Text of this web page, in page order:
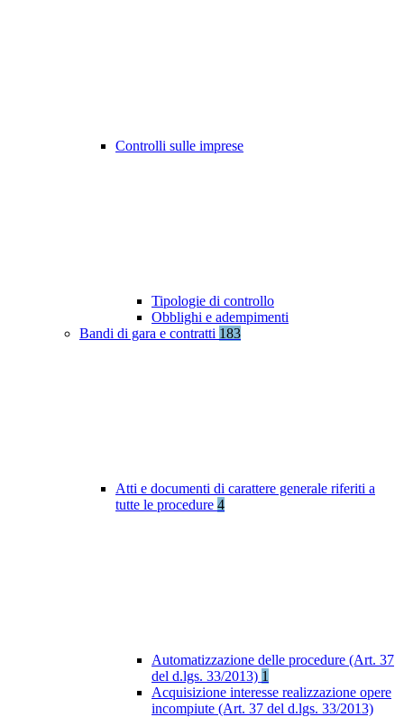
Controlli sulle imprese
Tipologie di controllo
Obblighi e adempimenti
Bandi di gara e contratti 183
Atti e documenti di carattere generale riferiti a
tutte le procedure 4
Automatizzazione delle procedure (Art. 37
del d.lgs. 33/2013) 1
Acquisizione interesse realizzazione opere
incompiute (Art. 37 del d.lgs. 33/2013)